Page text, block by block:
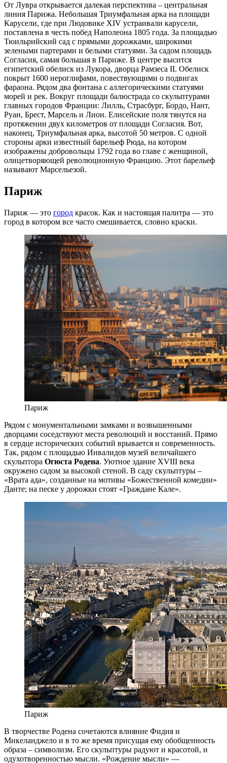
От Лувра открывается далекая перспектива – центральная
линия Парижа. Небольшая Триумфальная арка на площади
Карусели, где при Людовике XIV устраивали карусели,
поставлена в честь побед Наполеона 1805 года. За площадью
Тюильрийский сад с прямыми дорожками, широкими
зелеными партерами и белыми статуями. За садом площадь
Согласия, самая большая в Париже. В центре высится
египетский обелиск из Лукора, дворца Рамзеса II. Обелиск
покрыт 1600 иероглифами, повествующими о подвигах
фараона. Рядом два фонтана с аллегорическими статуями
морей и рек. Вокруг площади балюстрада со скульптурами
главных городов Франции: Лилль, Страсбург, Бордо, Нант,
Руан, Брест, Марсель и Лион. Елисейские поля тянутся на
протяжении двух километров от площади Согласия. Вот,
наконец, Триумфальная арка, высотой 50 метров. С одной
стороны арки известный барельеф Рюда, на котором
изображены добровольцы 1792 года во главе с женщиной,
олицетворяющей революционную Францию. Этот барельеф
называют Марсельезой.
Париж
Париж — это город красок. Как и настоящая палитра — это
город в котором все часто смешивается, словно краски.
Париж
Рядом с монументальными замками и возвышенными
дворцами соседствуют места революций и восстаний. Прямо
в сердце исторических событий врывается и современность.
Так, рядом с площадью Инвалидов музей величайшего
скульптора Огюста Родена. Уютное здание XVIII века
окружено садом за высокой стеной. В саду скульптуры –
«Врата ада», созданные на мотивы «Божественной комедии»
Данте; на песке у дорожки стоят «Граждане Кале».
Париж
В творчестве Родена сочетаются влияние Фидия и
Микеланджело и в то же время присущая ему обобщенность
образа – символизм. Его скульптуры радуют и красотой, и
одухотворенностью мысли. «Рождение мысли» —